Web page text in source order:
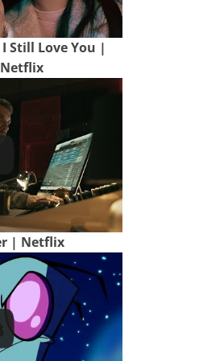
I Still Love You |
| Netflix